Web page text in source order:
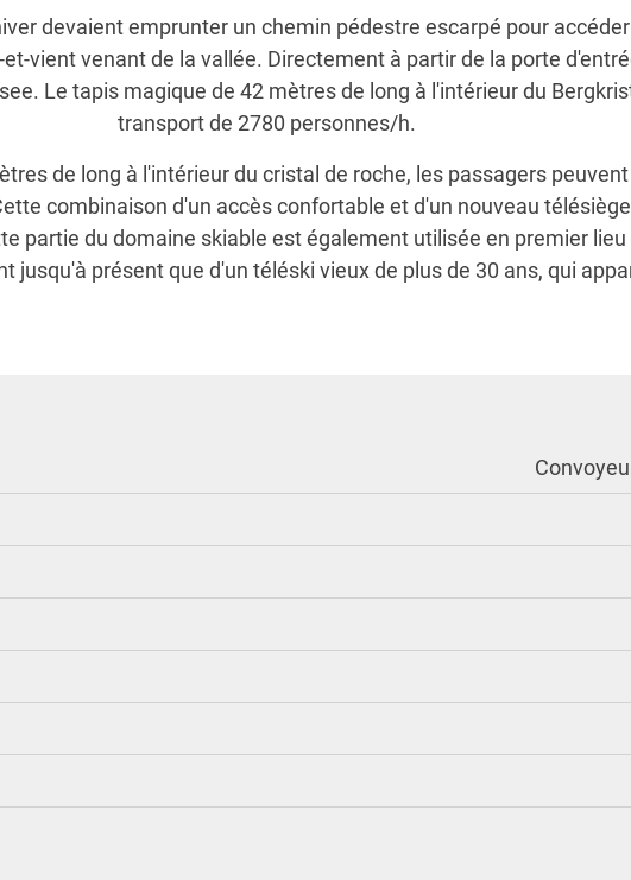
devaient emprunter un chemin pédestre escarpé pour
vient venant de la vallée. Directement à partir de la porte
Le tapis magique de 42 mètres de long à l'intérieur du
transport de 2780 personnes/h.
de long à l'intérieur du cristal de roche, les passagers
combinaison d'un accès confortable et d'un nouveau
partie du domaine skiable est également utilisée en premier
jusqu'à présent que d'un téléski vieux de plus de 30 ans, qui